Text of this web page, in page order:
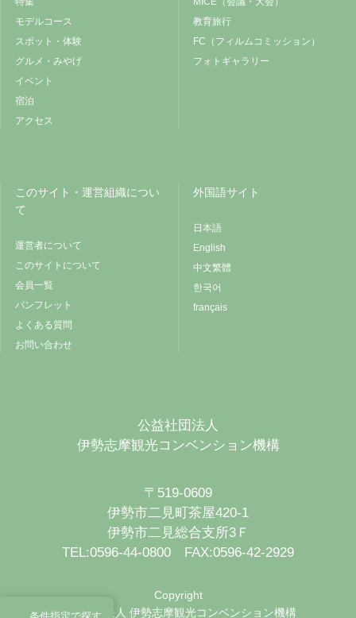
モデルコース
スポット・体験
グルメ・みやげ
イベント
宿泊
アクセス
教育旅行
FC（フィルムコミッション）
フォトギャラリー
このサイト・運営組織につい
て
運営者について
このサイトについて
会員一覧
パンフレット
よくある質問
お問い合わせ
外国語サイト
日本語
English
中文繁體
한국어
français
公益社団法人
伊勢志摩観光コンベンション機構
〒519-0609
伊勢市二見町茶屋420-1
伊勢市二見総合支所3Ｆ
TEL:0596-44-0800 FAX:0596-42-2929
Copyright
公益社団法人 伊勢志摩観光コンベンション機構